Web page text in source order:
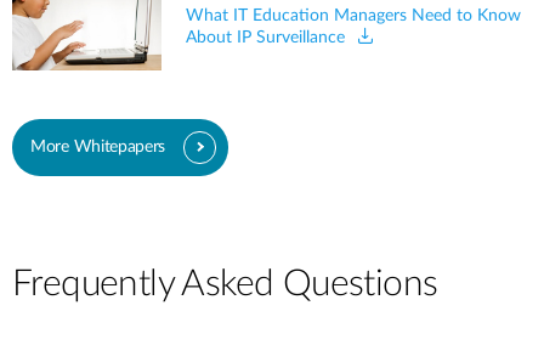
What IT Education Managers Need to Know
About IP Surveillance
More Whitepapers
Frequently Asked Questions